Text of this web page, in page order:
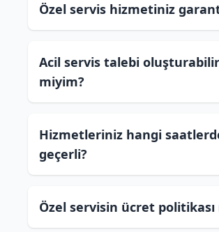
Özel servis hizmetiniz
Acil servis talebi oluşturabilir
miyim?
Hizmetleriniz hangi
geçerli?
Özel servisin ücret politikası